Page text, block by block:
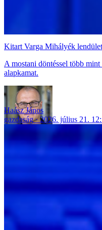
Kitart Varga Mihályék
A mostani döntéssel több
alapkamat.
Haász János
gazdaság
2026. július 21.